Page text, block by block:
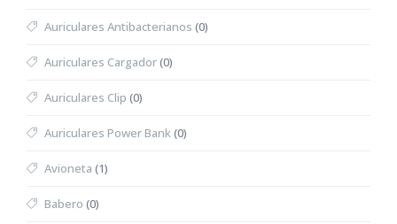
Auriculares Antibacterianos (0)
Auriculares Cargador(0)
Auriculares Clip (0)
Auriculares Power Bank(0)
Avioneta (1)
Babero (0)